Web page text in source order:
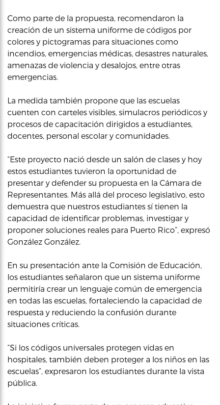
Como parte de la propuesta, recomendaron la
creación de un sistema uniforme de códigos por
colores y pictogramas para situaciones como
incendios, emergencias médicas, desastres naturales,
amenazas de violencia y desalojos, entre otras
emergencias.
La medida también propone que las escuelas
cuenten con carteles visibles, simulacros periódicos y
procesos de capacitación dirigidos a estudiantes,
docentes, personal escolar y comunidades.
“Este proyecto nació desde un salón de clases y hoy
estos estudiantes tuvieron la oportunidad de
presentar y defender su propuesta en la Cámara de
Representantes. Más allá del proceso legislativo, esto
demuestra que nuestros estudiantes sí tienen la
capacidad de identificar problemas, investigar y
proponer soluciones reales para Puerto Rico”, expresó
González González.
En su presentación ante la Comisión de Educación,
los estudiantes señalaron que un sistema uniforme
permitiría crear un lenguaje común de emergencia
en todas las escuelas, fortaleciendo la capacidad de
respuesta y reduciendo la confusión durante
situaciones críticas.
“Si los códigos universales protegen vidas en
hospitales, también deben proteger a los niños en las
escuelas”, expresaron los estudiantes durante la vista
pública.